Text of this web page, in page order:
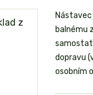
balnému
dopravu
osobním